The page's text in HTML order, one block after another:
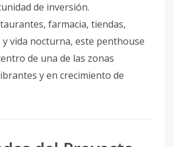
de inversión.
farmacia, tiendas,
vida nocturna, este penthouse
de una de las zonas
y en crecimiento de